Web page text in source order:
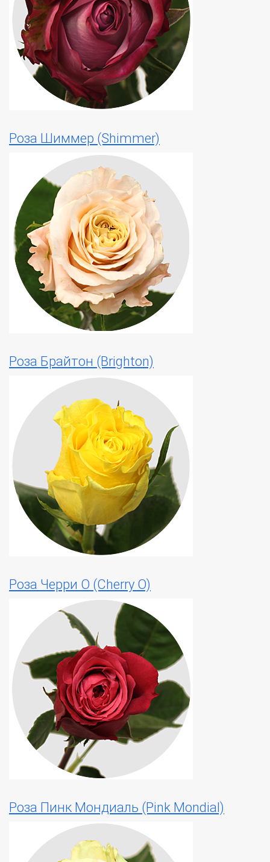
Роза Шиммер (Shimmer)
Роза Брайтон (Brighton)
Роза Черри О (Cherry O)
Роза Пинк Мондиаль (Pink Mondial)